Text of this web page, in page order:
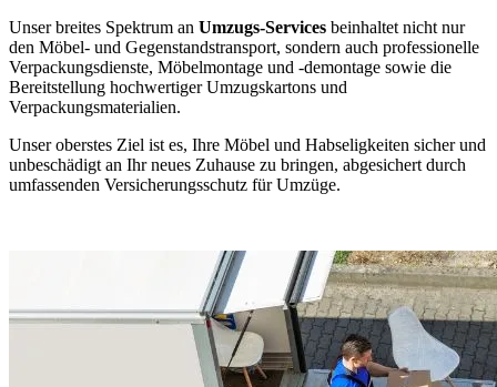
Unser breites Spektrum an Umzugs-Services beinhaltet nicht nur
den Möbel- und Gegenstandstransport, sondern auch professionelle
Verpackungsdienste, Möbelmontage und -demontage sowie die
Bereitstellung hochwertiger Umzugskartons und
Verpackungsmaterialien.
Unser oberstes Ziel ist es, Ihre Möbel und Habseligkeiten sicher und
unbeschädigt an Ihr neues Zuhause zu bringen, abgesichert durch
umfassenden Versicherungsschutz für Umzüge.